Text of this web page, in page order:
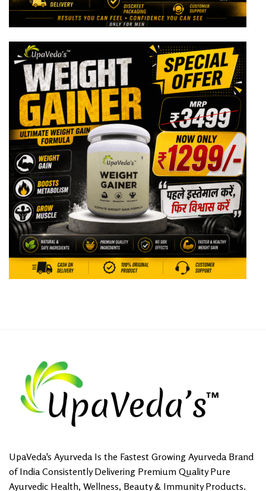
UpaVeda's Ayurveda Is the Fastest Growing Ayurveda Brand
of India Consistently Delivering Premium Quality Pure
Ayurvedic Health, Wellness, Beauty & Immunity Products.